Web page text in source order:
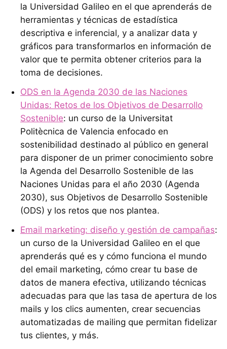
la Universidad Galileo en el que aprenderás de
herramientas y técnicas de estadística
descriptiva e inferencial, y a analizar data y
gráficos para transformarlos en información de
valor que te permita obtener criterios para la
toma de decisiones.
ODS en la Agenda 2030 de las Naciones
Unidas: Retos de los Objetivos de Desarrollo
Sostenible: un curso de la Universitat
Politècnica de Valencia enfocado en
sostenibilidad destinado al público en general
para disponer de un primer conocimiento sobre
la Agenda del Desarrollo Sostenible de las
Naciones Unidas para el año 2030 (Agenda
2030), sus Objetivos de Desarrollo Sostenible
(ODS) y los retos que nos plantea.
Email marketing: diseño y gestión de campañas:
un curso de la Universidad Galileo en el que
aprenderás qué es y cómo funciona el mundo
del email marketing, cómo crear tu base de
datos de manera efectiva, utilizando técnicas
adecuadas para que las tasa de apertura de los
mails y los clics aumenten, crear secuencias
automatizadas de mailing que permitan fidelizar
tus clientes, y más.